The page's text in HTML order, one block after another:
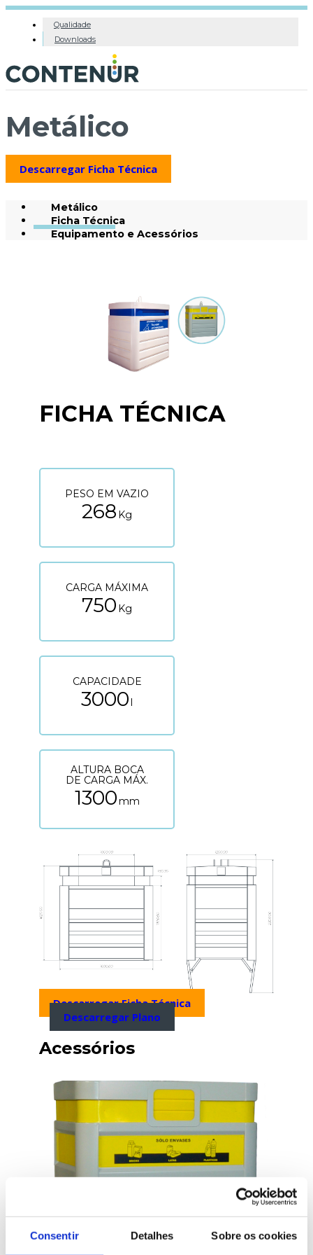
Consentir Detalhes Sobre os cookies
Qualidade
Downloads
Metálico
Descarregar Ficha Técnica
Metálico
Ficha Técnica
Equipamento e Acessórios
FICHA TÉCNICA
PESO EM VAZIO
268Kg
CARGA MÁXIMA
750Kg
CAPACIDADE
3000l
ALTURA BOCA
DE CARGA MÁX.
1300mm
Descarregar Ficha Técnica
Descarregar Plano
Acessórios